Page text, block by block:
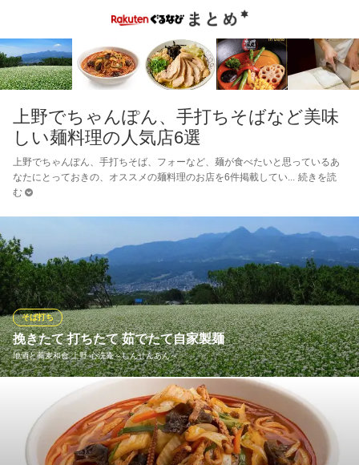
上野でちゃんぽん、手打ちそばなど美味
しい麺料理の人気店6選
上野でちゃんぽん、手打ちそば、フォーなど、麺が食べたいと思っているあ
なたにとっておきの、オススメの麺料理のお店を6件掲載してい
続きを読
む
挽きたて 打ちたて 茹でたて自家製麺
地酒と蕎麦和食 上野 心洗庵～しんせんあん～
そば打ち
当店の手打ちそばは、厳選した国内産の玄蕎麦を、特製注文の石
臼で丁寧にその日の分のみ挽いております。そば独特の風味と香
りを生かす為に、職人が一滴の水加減にもこだわり最高の状態を
見極め、美味しさを追究し毎朝そばを打っております。自家製粉